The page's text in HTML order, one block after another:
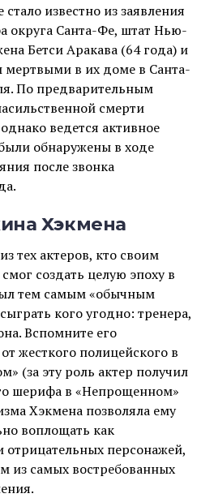
стало известно из заявления
округа Санта-Фе, штат Нью-
Бетси Аракава (64 года) и
мертвыми в их доме в Санта-
По предварительным
смерти
ведется активное
обнаружены в ходе
после звонка
Хэкмена
тех актеров, кто своим
создать целую эпоху в
тем самым «обычным
кого угодно: тренера,
Вспомните его
жесткого полицейского в
(за эту роль актер получил
шерифа в «Непрощенном»
Хэкмена позволяла ему
воплощать как
отрицательных персонажей,
из самых востребованных